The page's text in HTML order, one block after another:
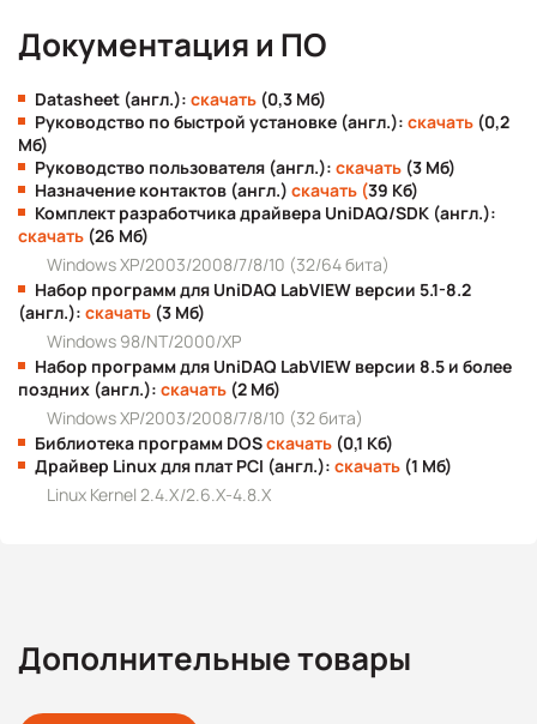
Документация и ПО
Datasheet (англ.): скачать (0,3 Мб)
Руководство по быстрой установке (англ.): скачать (0,2
Мб)
Руководство пользователя (англ.): скачать (3 Мб)
Назначение контактов (англ.) скачать (39 Кб)
Комплект разработчика драйвера UniDAQ/SDK (англ.):
скачать (26 Мб)
Windows XP/2003/2008/7/8/10 (32/64 бита)
Набор программ для UniDAQ LabVIEW версии 5.1-8.2
(англ.): скачать (3 Мб)
Windows 98/NT/2000/XP
Набор программ для UniDAQ LabVIEW версии 8.5 и более
поздних (англ.): скачать (2 Мб)
Windows XP/2003/2008/7/8/10 (32 бита)
Библиотека программ DOSскачать (0,1 Кб)
Драйвер Linux для плат PCI (англ.): скачать (1 Мб)
Linux Kernel 2.4.X/2.6.X-4.8.X
Дополнительные товары